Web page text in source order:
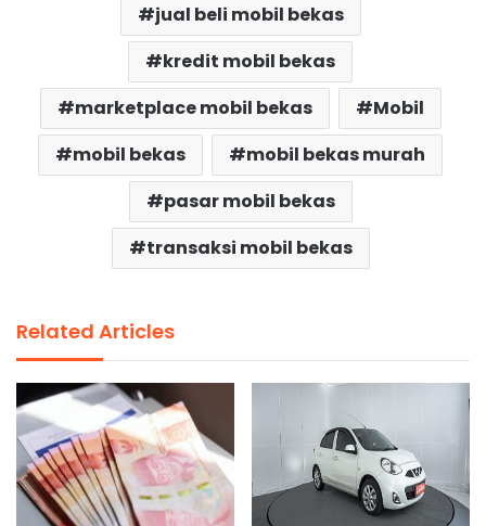
jual beli mobil bekas
kredit mobil bekas
marketplace mobil bekas
Mobil
mobil bekas
mobil bekas murah
pasar mobil bekas
transaksi mobil bekas
Related Articles